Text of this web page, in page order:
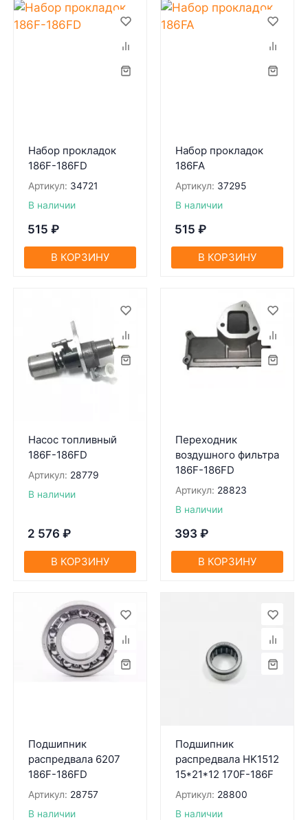
Набор прокладок
186F-186FD
Артикул: 34721
В наличии
515 ₽
В КОРЗИНУ
Набор прокладок
186FA
Артикул: 37295
В наличии
515 ₽
В КОРЗИНУ
Насос топливный
186F-186FD
Артикул: 28779
В наличии
2 576 ₽
В КОРЗИНУ
Переходник
воздушного фильтра
186F-186FD
Артикул: 28823
В наличии
393 ₽
В КОРЗИНУ
Подшипник
распредвала 6207
186F-186FD
Артикул: 28757
В наличии
Подшипник
распредвала HK1512
15*21*12 170F-186F
Артикул: 28800
В наличии